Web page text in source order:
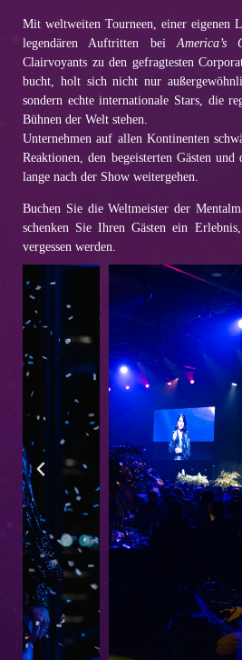
Mit weltweiten Tourneen, einer eigenen
legendären Auftritten bei America’s
Clairvoyants zu den gefragtesten
bucht, holt sich nicht nur
sondern echte internationale Stars, die
Bühnen der Welt stehen.
Unternehmen auf allen Kontinenten
Reaktionen, den begeisterten Gästen und
lange nach der Show weitergehen.
Buchen Sie die Weltmeister der
schenken Sie Ihren Gästen ein
vergessen werden.